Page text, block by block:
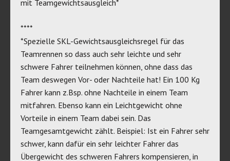
mit Teamgewichtsausgleich*
****
*Spezielle SKL-Gewichtsausgleichsregel für das
Teamrennen so dass auch sehr leichte und sehr
schwere Fahrer teilnehmen können, ohne dass das
Team deswegen Vor- oder Nachteile hat! Ein 100 Kg
Fahrer kann z.Bsp. ohne Nachteile in einem Team
mitfahren. Ebenso kann ein Leichtgewicht ohne
Vorteile in einem Team dabei sein. Das
Teamgesamtgewicht zählt. Beispiel: Ist ein Fahrer sehr
schwer, kann dafür ein sehr leichter Fahrer das
Übergewicht des schweren Fahrers kompensieren, in